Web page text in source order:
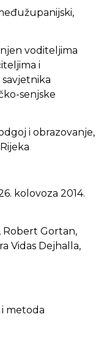
voditeljima
i
senjske
i obrazovanje,
kolovoza 2014.
Robert Gortan,
Vidas Dejhalla,
metoda